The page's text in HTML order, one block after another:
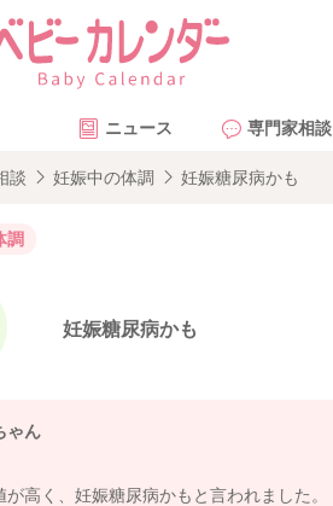
ニュース 専門家相談
談 妊娠中の体調 妊娠糖尿病かも
調
妊娠糖尿病かも
ゃん
が高く、妊娠糖尿病かもと言われました。